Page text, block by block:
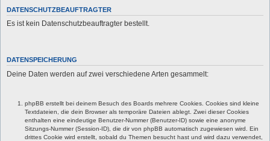
DATENSCHUTZBEAUFTRAGTER
Es ist kein Datenschutzbeauftragter bestellt.
DATENSPEICHERUNG
Deine Daten werden auf zwei verschiedene Arten gesammelt:
phpBB erstellt bei deinem Besuch des Boards mehrere Cookies. Cookies sind kleine
Textdateien, die dein Browser als temporäre Dateien ablegt. Zwei dieser Cookies
enthalten eine eindeutige Benutzer-Nummer (Benutzer-ID) sowie eine anonyme
Sitzungs-Nummer (Session-ID), die dir von phpBB automatisch zugewiesen wird. Ein
drittes Cookie wird erstellt, sobald du Themen besucht hast und wird dazu verwendet,